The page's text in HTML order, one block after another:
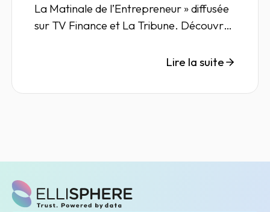
La Matinale de l’Entrepreneur » diffusée
sur TV Finance et La Tribune. Découvrez
Lire la suite